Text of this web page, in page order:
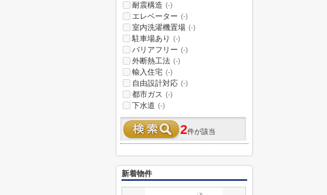
耐震構造 (-)
エレベーター (-)
室内洗濯機置場 (-)
駐車場あり (-)
バリアフリー (-)
外断熱工法 (-)
輸入住宅 (-)
自由設計対応 (-)
都市ガス (-)
下水道 (-)
2件が該当
新着物件